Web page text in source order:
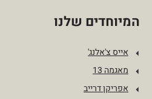
המיוחדים שלנו
אייס צ'אלנג'
מאגמה 13
אפריקן דרייב